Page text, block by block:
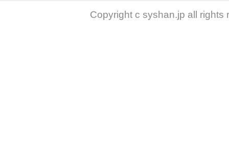
Copyright c syshan.jp all rights